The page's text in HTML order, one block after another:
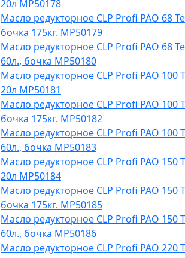
20л МР50178
Масло редукторное CLP Profi PAO 68
бочка 175кг. МР50179
Масло редукторное CLP Profi PAO 68
60л., бочка МР50180
Масло редукторное CLP Profi PAO 100
20л МР50181
Масло редукторное CLP Profi PAO 100
бочка 175кг. МР50182
Масло редукторное CLP Profi PAO 100
60л., бочка МР50183
Масло редукторное CLP Profi PAO 150
20л МР50184
Масло редукторное CLP Profi PAO 150
бочка 175кг. МР50185
Масло редукторное CLP Profi PAO 150
60л., бочка МР50186
Масло редукторное CLP Profi PAO 220